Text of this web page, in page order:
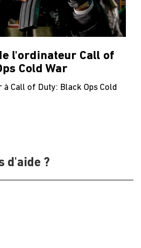
l'ordinateur Call of
Cold War
Call of Duty: Black Ops Cold
d'aide ?